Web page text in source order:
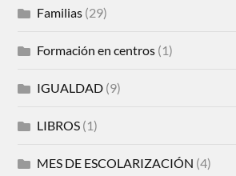
Familias (29)
Formación en centros (1)
IGUALDAD (9)
LIBROS (1)
MES DE ESCOLARIZACIÓN (4)